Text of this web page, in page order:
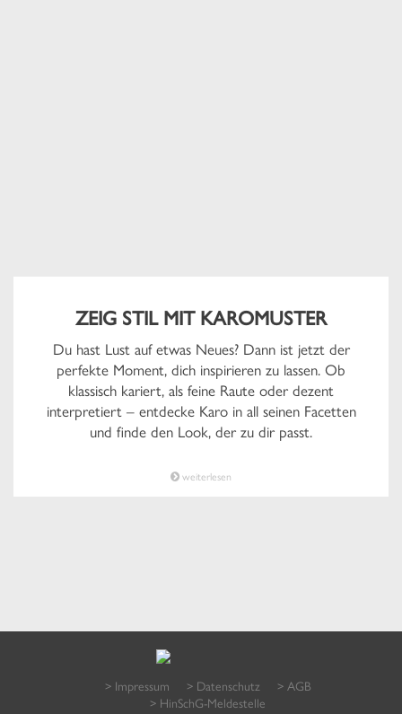
ZEIG STIL MIT KAROMUSTER
Du hast Lust auf etwas Neues? Dann ist jetzt der
perfekte Moment, dich inspirieren zu lassen. Ob
klassisch kariert, als feine Raute oder dezent
interpretiert – entdecke Karo in all seinen Facetten
und finde den Look, der zu dir passt.
weiterlesen
> Impressum > Datenschutz
> AGB
> HinSchG-Meldestelle